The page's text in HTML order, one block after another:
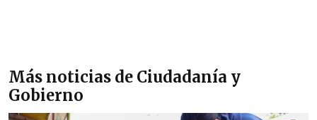
Más noticias de Ciudadanía y
Gobierno